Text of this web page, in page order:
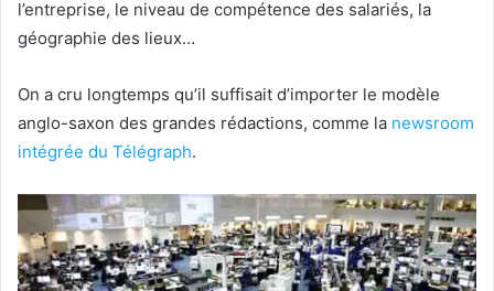
l’entreprise, le niveau de compétence des salariés, la
géographie des lieux…
On a cru longtemps qu’il suffisait d’importer le modèle
anglo-saxon des grandes rédactions, comme la newsroom
intégrée du Télégraph.